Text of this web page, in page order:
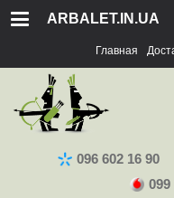
ARBALET.IN.UA
Главная
096 602 16 90
099